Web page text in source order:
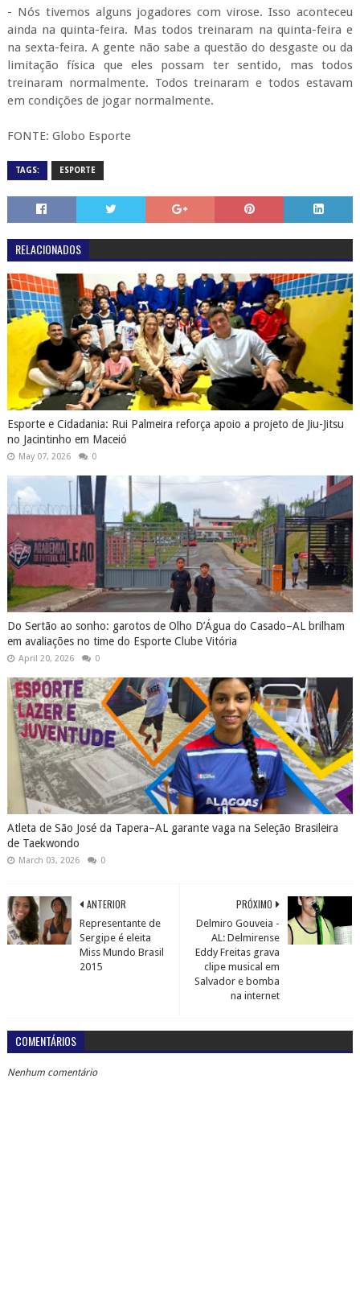
- Nós tivemos alguns jogadores com virose. Isso aconteceu
ainda na quinta-feira. Mas todos treinaram na quinta-feira e
na sexta-feira. A gente não sabe a questão do desgaste ou da
limitação física que eles possam ter sentido, mas todos
treinaram normalmente. Todos treinaram e todos estavam
em condições de jogar normalmente.
FONTE: Globo Esporte
TAGS: ESPORTE
RELACIONADOS
Esporte e Cidadania: Rui Palmeira reforça apoio a projeto de Jiu-Jitsu
no Jacintinho em Maceió
May 07, 2026 0
Do Sertão ao sonho: garotos de Olho D’Água do Casado–AL brilham
em avaliações no time do Esporte Clube Vitória
April 20, 2026 0
Atleta de São José da Tapera–AL garante vaga na Seleção Brasileira
de Taekwondo
March 03, 2026 0
PRÓXIMO
Delmiro Gouveia -
AL: Delmirense
Eddy Freitas grava
clipe musical em
Salvador e bomba
na internet
ANTERIOR
Representante de
Sergipe é eleita
Miss Mundo Brasil
2015
COMENTÁRIOS
Nenhum comentário